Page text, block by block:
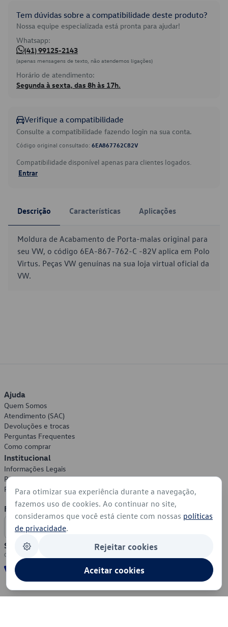
Tem dúvidas sobre a compatibilidade deste produto?
Nossa equipe especializada está pronta para ajudar!
Whatsapp:
(41) 99125-2143
(apenas mensagens de texto, não atendemos ligações)
Horário de atendimento:
Segunda à sexta, das 8h às 17h.
Verifique a compatibilidade
Consulte a compatibilidade fazendo login na sua conta.
Código original consultado: 6EA867762C82V
Compatibilidade disponível apenas para clientes logados.
Entrar
Descrição Características Aplicações
Moldura de Acabamento de Porta-malas original para
seu VW, o código 6EA-867-762-C -82V aplica em Polo
Virtus. Peças VW genuínas na sua loja virtual oficial da
VW.
Ajuda
Quem Somos
Atendimento (SAC)
Devoluções e trocas
Perguntas Frequentes
Como comprar
Institucional
Informações Legais
Política de Privacidade
Política de Cookies
Formas de Pagamento
Segurança
Para otimizar sua experiência durante a navegação,
fazemos uso de cookies. Ao continuar no site,
consideramos que você está ciente com nossas políticas
de privacidade.
Rejeitar cookies
Aceitar cookies